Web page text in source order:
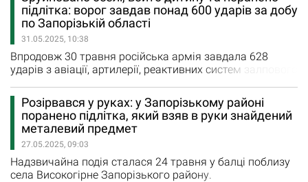
Гуляйполю, Оріхову, Долинці, Преображенці, Малинівці,
Ольгівському, Полтавці, Новодарівці, Верхній Терсі та
Темирівці загарбники завдали 36 авіаційних ударів.…
підлітка: ворог завдав понад 600 ударів за добу
по Запорізькій області
31.05.2025, 10:38
Впродовж 30 травня російська армія завдала 628
ударів з авіації, артилерії, реактивних систем залпового
ворожим вогнем були 24 населені пункти регіону. Сім
ударів з РСЗВ окупаційні війська завдали по
Біленькому, Юрківці, Кам'янському, Щербакам та
Новоданилівці. 40 авіаційних ударів було завдано по
Гуляйполю,…
Розірвався у руках: у Запорізькому районі
поранено підлітка, який взяв в руки знайдений
металевий предмет
27.05.2025, 09:03
Надзвичайна подія сталася 24 травня у балці поблизу
села Високогірне Запорізького району.